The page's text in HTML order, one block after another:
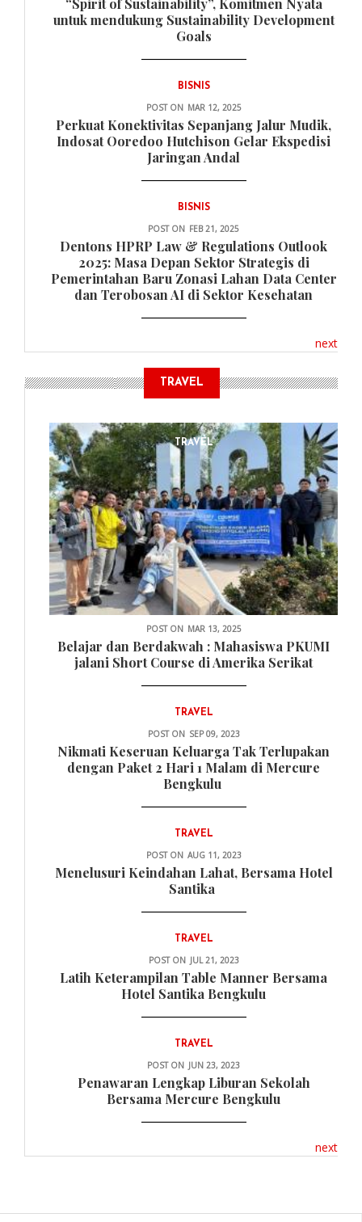
untuk mendukung Sustainability Development
Goals
BISNIS
POST ON MAR 12, 2025
Perkuat Konektivitas Sepanjang Jalur Mudik,
Indosat Ooredoo Hutchison Gelar Ekspedisi
Jaringan Andal
BISNIS
POST ON FEB 21, 2025
Dentons HPRP Law & Regulations Outlook
2025: Masa Depan Sektor Strategis di
Pemerintahan Baru Zonasi Lahan Data Center
dan Terobosan AI di Sektor Kesehatan
next
TRAVEL
TRAVEL
POST ON MAR 13, 2025
Belajar dan Berdakwah : Mahasiswa PKUMI
jalani Short Course di Amerika Serikat
TRAVEL
POST ON SEP 09, 2023
Nikmati Keseruan Keluarga Tak Terlupakan
dengan Paket 2 Hari 1 Malam di Mercure
Bengkulu
TRAVEL
POST ON AUG 11, 2023
Menelusuri Keindahan Lahat, Bersama Hotel
Santika
TRAVEL
POST ON JUL 21, 2023
Latih Keterampilan Table Manner Bersama
Hotel Santika Bengkulu
TRAVEL
POST ON JUN 23, 2023
Penawaran Lengkap Liburan Sekolah
Bersama Mercure Bengkulu
next